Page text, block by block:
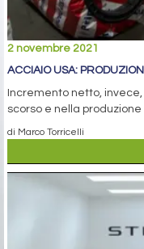
2 novembre 2021
ACCIAIO USA:
Incremento netto,
scorso e nella
di Marco Torricelli